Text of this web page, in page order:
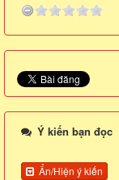
Ý kiến bạn đọc
Ẩn/Hiện ý kiến